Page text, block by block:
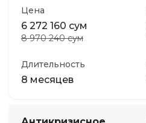
Цена
6 272 160 сум
8 970 240 сум
Длительность
8 месяцев